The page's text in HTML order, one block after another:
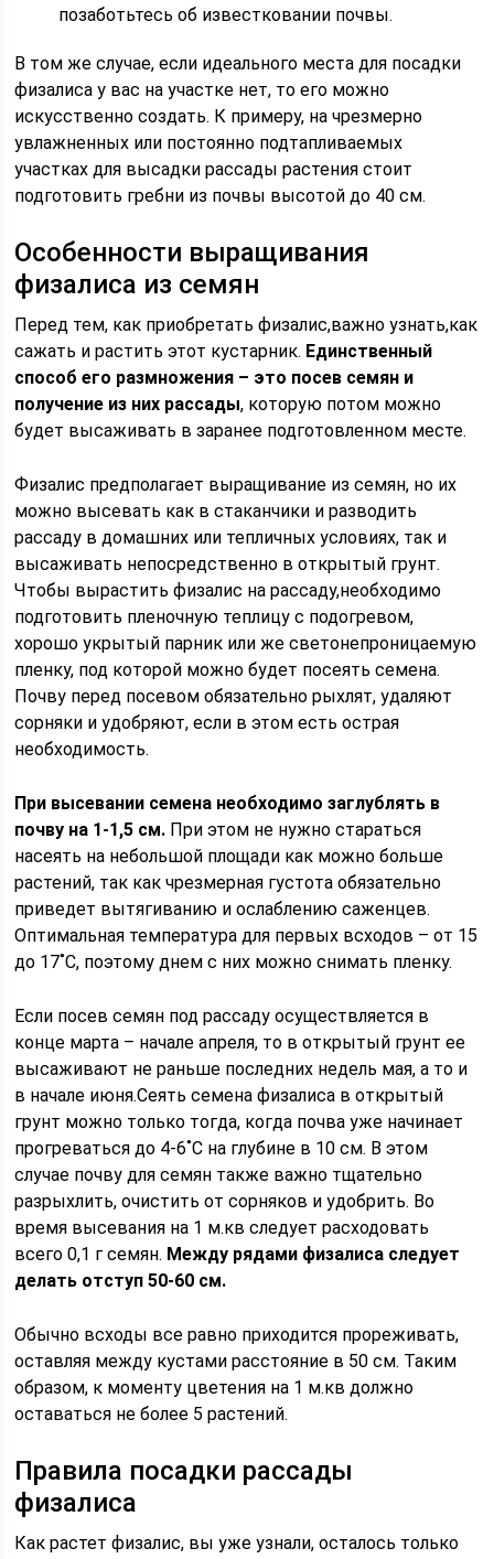
позаботьтесь об известковании почвы.
В том же случае, если идеального места для посадки
физалиса у вас на участке нет, то его можно
искусственно создать. К примеру, на чрезмерно
увлажненных или постоянно подтапливаемых
участках для высадки рассады растения стоит
подготовить гребни из почвы высотой до 40 см.
Особенности выращивания
физалиса из семян
Перед тем, как приобретать физалис,важно узнать,как
сажать и растить этот кустарник. Единственный
способ его размножения – это посев семян и
получение из них рассады, которую потом можно
будет высаживать в заранее подготовленном месте.
Физалис предполагает выращивание из семян, но их
можно высевать как в стаканчики и разводить
рассаду в домашних или тепличных условиях, так и
высаживать непосредственно в открытый грунт.
Чтобы вырастить физалис на рассаду,необходимо
подготовить пленочную теплицу с подогревом,
хорошо укрытый парник или же светонепроницаемую
пленку, под которой можно будет посеять семена.
Почву перед посевом обязательно рыхлят, удаляют
сорняки и удобряют, если в этом есть острая
необходимость.
При высевании семена необходимо заглублять в
почву на 1-1,5 см. При этом не нужно стараться
насеять на небольшой площади как можно больше
растений, так как чрезмерная густота обязательно
приведет вытягиванию и ослаблению саженцев.
Оптимальная температура для первых всходов – от 15
до 17˚С, поэтому днем с них можно снимать пленку.
Если посев семян под рассаду осуществляется в
конце марта – начале апреля, то в открытый грунт ее
высаживают не раньше последних недель мая, а то и
в начале июня.Сеять семена физалиса в открытый
грунт можно только тогда, когда почва уже начинает
прогреваться до 4-6˚С на глубине в 10 см. В этом
случае почву для семян также важно тщательно
разрыхлить, очистить от сорняков и удобрить. Во
время высевания на 1 м.кв следует расходовать
всего 0,1 г семян. Между рядами физалиса следует
делать отступ 50-60 см.
Обычно всходы все равно приходится прореживать,
оставляя между кустами расстояние в 50 см. Таким
образом, к моменту цветения на 1 м.кв должно
оставаться не более 5 растений.
Правила посадки рассады
физалиса
Как растет физалис, вы уже узнали, осталось только